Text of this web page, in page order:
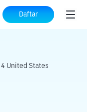
Daftar
ke USD
United States